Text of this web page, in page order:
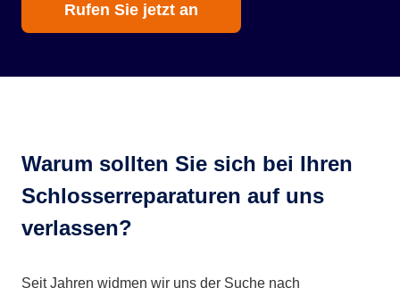
Rufen Sie jetzt an
Warum sollten Sie sich bei Ihren
Schlosserreparaturen auf uns
verlassen?
Seit Jahren widmen wir uns der Suche nach